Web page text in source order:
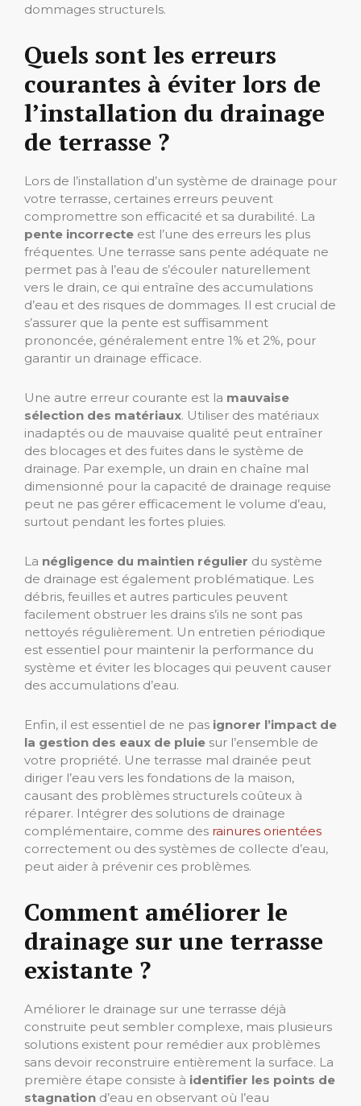
dommages structurels.
Quels sont les erreurs
courantes à éviter lors de
l’installation du drainage
de terrasse ?
Lors de l’installation d’un système de drainage pour
votre terrasse, certaines erreurs peuvent
compromettre son efficacité et sa durabilité. La
pente incorrecte est l’une des erreurs les plus
fréquentes. Une terrasse sans pente adéquate ne
permet pas à l’eau de s’écouler naturellement
vers le drain, ce qui entraîne des accumulations
d’eau et des risques de dommages. Il est crucial de
s’assurer que la pente est suffisamment
prononcée, généralement entre 1% et 2%, pour
garantir un drainage efficace.
Une autre erreur courante est la mauvaise
sélection des matériaux. Utiliser des matériaux
inadaptés ou de mauvaise qualité peut entraîner
des blocages et des fuites dans le système de
drainage. Par exemple, un drain en chaîne mal
dimensionné pour la capacité de drainage requise
peut ne pas gérer efficacement le volume d’eau,
surtout pendant les fortes pluies.
La négligence du maintien régulier du système
de drainage est également problématique. Les
débris, feuilles et autres particules peuvent
facilement obstruer les drains s’ils ne sont pas
nettoyés régulièrement. Un entretien périodique
est essentiel pour maintenir la performance du
système et éviter les blocages qui peuvent causer
des accumulations d’eau.
Enfin, il est essentiel de ne pas ignorer l’impact de
la gestion des eaux de pluie sur l’ensemble de
votre propriété. Une terrasse mal drainée peut
diriger l’eau vers les fondations de la maison,
causant des problèmes structurels coûteux à
réparer. Intégrer des solutions de drainage
complémentaire, comme des rainures orientées
correctement ou des systèmes de collecte d’eau,
peut aider à prévenir ces problèmes.
Comment améliorer le
drainage sur une terrasse
existante ?
Améliorer le drainage sur une terrasse déjà
construite peut sembler complexe, mais plusieurs
solutions existent pour remédier aux problèmes
sans devoir reconstruire entièrement la surface. La
première étape consiste à identifier les points de
stagnation d’eau en observant où l’eau